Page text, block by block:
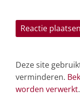
Deze site
verminderen.
worden verwerkt.